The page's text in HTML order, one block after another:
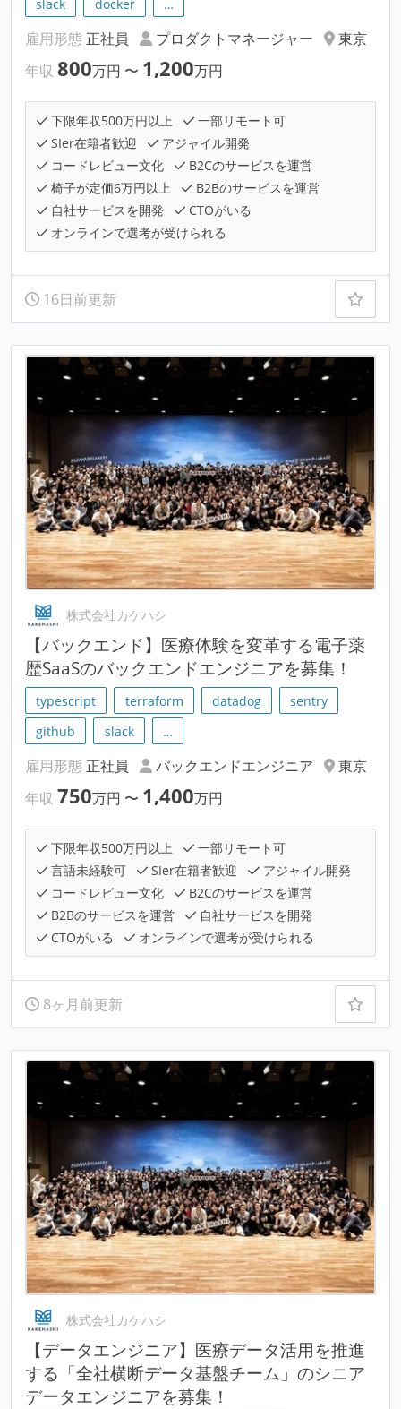
slack docker …
雇用形態 正社員 プロダクトマネージャー
東京
年収 800万円 〜 1,200万円
下限年収500万円以上
一部リモート可
SIer在籍者歓迎
アジャイル開発
コードレビュー文化
B2Cのサービスを運営
椅子が定価6万円以上
B2Bのサービスを運営
自社サービスを開発
CTOがいる
オンラインで選考が受けられる
16日前更新
株式会社カケハシ
【バックエンド】医療体験を変革する電子薬
歴SaaSのバックエンドエンジニアを募集！
typescript terraform datadog
sentry
github
slack …
雇用形態 正社員 バックエンドエンジニア
東京
年収 750万円 〜 1,400万円
下限年収500万円以上
一部リモート可
言語未経験可
SIer在籍者歓迎
アジャイル開発
コードレビュー文化
B2Cのサービスを運営
B2Bのサービスを運営
自社サービスを開発
CTOがいる
オンラインで選考が受けられる
8ヶ月前更新
株式会社カケハシ
【データエンジニア】医療データ活用を推進
する「全社横断データ基盤チーム」のシニア
データエンジニアを募集！